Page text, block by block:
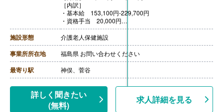
［内訳］
・基本給 153,100円-229,700円
・資格手当 20,000円
・処遇改善1手当 2,000円
・処遇改善2手当 6,000円
・処遇改善3手当 5,000円
【賞与】年2回（計2.95ヶ月分）※前年度実績
【通勤手当】あり（上限18,500円/月）
【昇給】あり（年1回）
【退職金】退職金共済加入
施設形態 介護老人保健施設
事業所所在地 福島県 お問い合わせください
最寄り駅 神俣、菅谷
詳しく聞きたい
(無料)
求人詳細を見る